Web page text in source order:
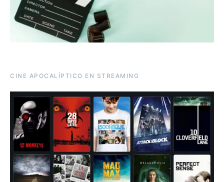
CINE APOCALÍPTICO EN STREAMING